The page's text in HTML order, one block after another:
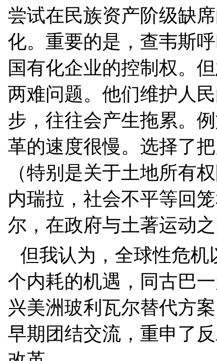
尝试在民族资产阶级缺
化。重要的是，查韦斯
国有化企业的控制权。
两难问题。他们维护人
步，往往会产生拖累。
革的速度很慢。选择了
（特别是关于土地所有
内瑞拉，社会不平等回
尔，在政府与土著运动
但我认为，全球性危
个内耗的机遇，同古巴
兴美洲玻利瓦尔替代方
早期团结交流，重申了